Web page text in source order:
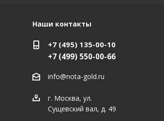
Наши контакты
+7 (495) 135-00-10
+7 (499) 550-00-66
info@nota-gold.ru
г. Москва, ул.
Сущевский вал, д. 49